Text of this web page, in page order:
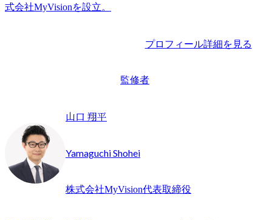
プロフィール詳細を見る
監修者
山口 翔平
Yamaguchi Shohei
株式会社MyVision代表取締役